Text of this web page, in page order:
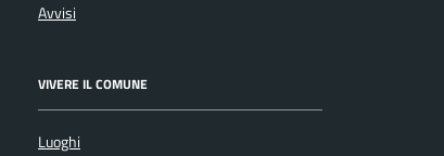
Avvisi
VIVERE IL COMUNE
Luoghi